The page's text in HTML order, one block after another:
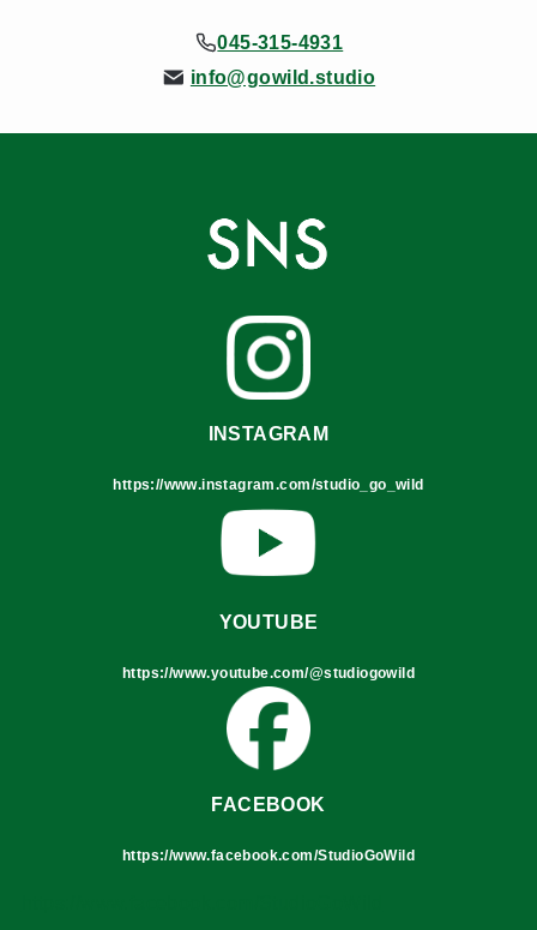
045-315-4931
info@gowild.studio
INSTAGRAM
https://www.instagram.com/studio_go_wild
YOUTUBE
https://www.youtube.com/@studiogowild
FACEBOOK
https://www.facebook.com/StudioGoWild